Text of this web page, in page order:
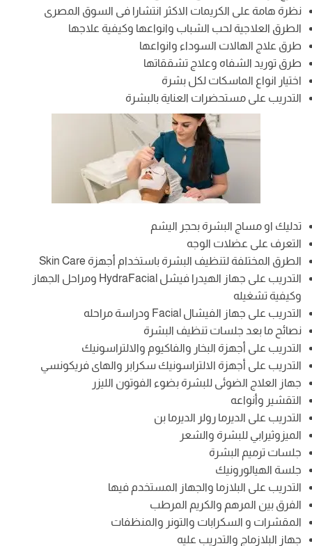
نظرة هامة على الكريمات الاكثر انتشارا فى السوق المصرى
الطرق العلاجية لحب الشباب وانواعها وكيفية علاجها
طرق علاج الهالات السوداء وانواعها
طرق توريد الشفاه وعلاج تشققاتها
اختيار انواع الماسكات لكل بشرة
التدريب على مستحضرات العناية بالبشرة
تدليك او مساج البشرة بحجر اليشم
التعرف على عضلات الوجه
الطرق المختلفة لتنظيف البشرة باستخدام أجهزة Skin Care
التدريب على جهاز الهيدرا فيشل HydraFacial ومراحل الجهاز
وكيفية تشغيله
التدريب على جهاز الفيشال Facial ودراسة مراحله
نصائح ما بعد جلسات تنظيف البشرة
التدريب على أجهزة البخار والفاكيوم والالتراسونيك
التدريب على أجهزة الالتراسونيك سكرابر والهاى فريكونسي
جهاز العلاج الضوئى للبشرة بضوء الفوتون الليزر
التقشير وأنواعه
التدريب على الديرما رولر الديرما بن
الميزوثيرابي للبشرة والشعر
جلسات ترميم البشرة
جلسة الهيالورونيك
التدريب على البلازما والجهاز المستخدم فيها
الفرق بين المرهم والكريم المرطب
المقشرات و السكرابات والتونر والمنظفات
جهاز البلازماج والتدريب عليه